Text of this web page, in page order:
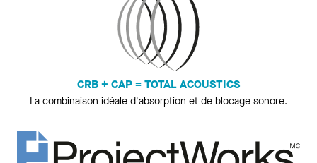
CRB + CAP = TOTAL ACOUSTICS
La combinaison idéale d'absorption et de blocage sonore.